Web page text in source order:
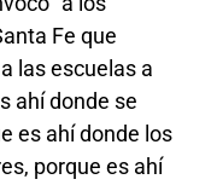
Fe que
las escuelas a
ahí donde se
es ahí donde los
porque es ahí